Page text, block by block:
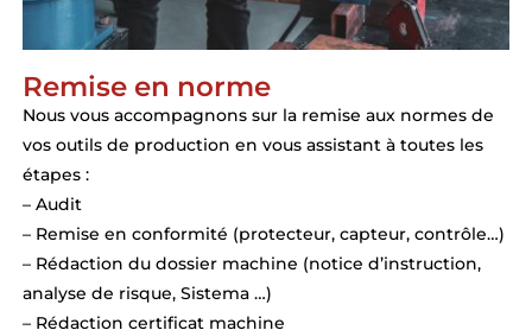
Remise en norme
Nous vous accompagnons sur la remise aux normes de
vos outils de production en vous assistant à toutes les
étapes :
– Audit
– Remise en conformité (protecteur, capteur, contrôle…)
– Rédaction du dossier machine (notice d’instruction,
analyse de risque, Sistema …)
– Rédaction certificat machine